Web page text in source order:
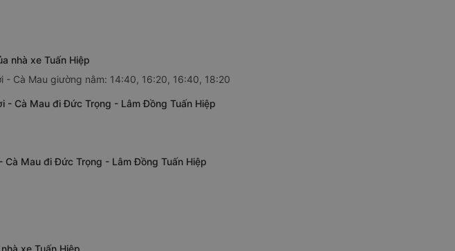
nhà xe Tuấn Hiệp
Cà Mau giường nằm: 14:40, 16:20, 16:40, 18:20
- Cà Mau đi Đức Trọng - Lâm Đồng Tuấn Hiệp
Mau đi Đức Trọng - Lâm Đồng Tuấn Hiệp